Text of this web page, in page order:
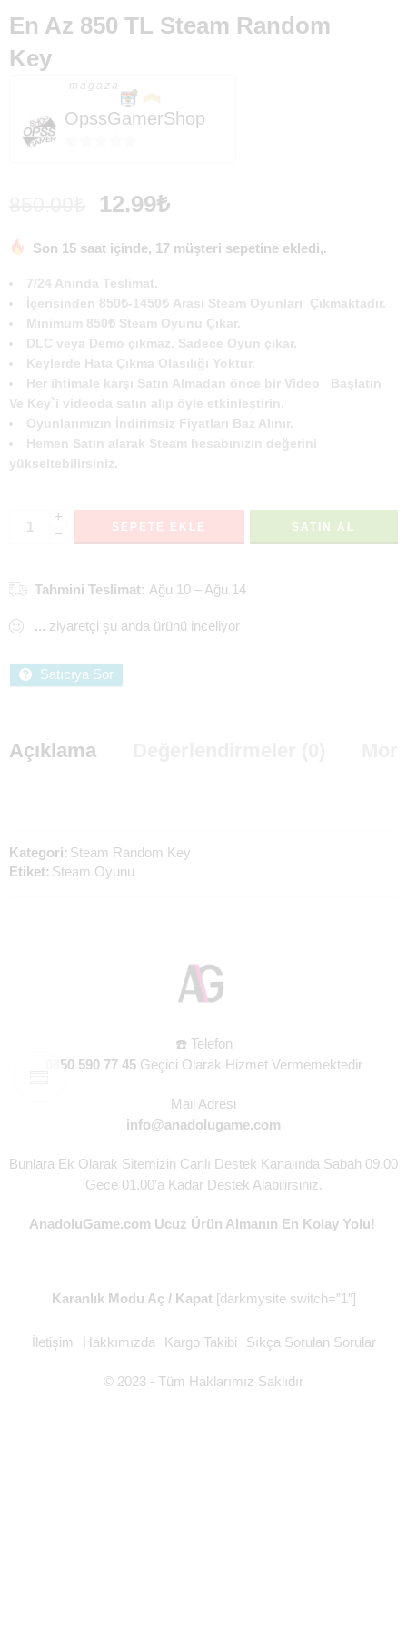
En Az 850 TL Steam Random
Key
magaza
OpssGamerShop
12.99₺
Son 15 saat içinde, 17 müşteri sepetine ekledi,.
7/24 Anında Teslimat.
İçerisinden 850₺-1450₺ Arası Steam Oyunları Çıkmaktadır.
Minimum 850₺ Steam Oyunu Çıkar.
DLC veya Demo çıkmaz. Sadece Oyun çıkar.
Keylerde Hata Çıkma Olasılığı Yoktur.
Her ihtimale karşı Satın Almadan önce bir Video Başlatın
Ve Key`i videoda satın alıp öyle etkinleştirin.
Oyunlarımızın İndirimsiz Fiyatları Baz Alınır.
Hemen Satın alarak Steam hesabınızın değerini
yükseltebilirsiniz.
+
−
SEPETE EKLE SATIN AL
Tahmini Teslimat: Ağu 10 – Ağu 14
... ziyaretçi şu anda ürünü inceliyor
Satıcıya Sor
Açıklama
Kategori: Steam Random Key
Etiket: Steam Oyunu
☎️ Telefon
0850 590 77 45Geçici Olarak Hizmet Vermemektedir
Mail Adresi
info@anadolugame.com
Bunlara Ek Olarak Sitemizin Canlı Destek Kanalında Sabah 09.00
Gece 01.00’a Kadar Destek Alabilirsiniz.
AnadoluGame.com Ucuz Ürün Almanın En Kolay Yolu!
Karanlık Modu Aç / Kapat[darkmysite switch=”1″]
İletişim Hakkımızda Kargo Takibi Sıkça Sorulan Sorular
© 2023 - Tüm Haklarımız Saklıdır